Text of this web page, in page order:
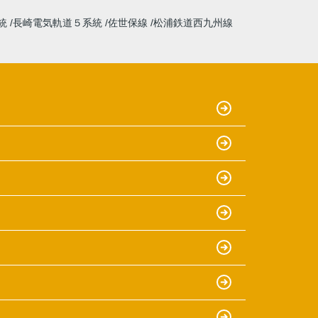
長崎電気軌道５系統 佐世保線 松浦鉄道西九州線